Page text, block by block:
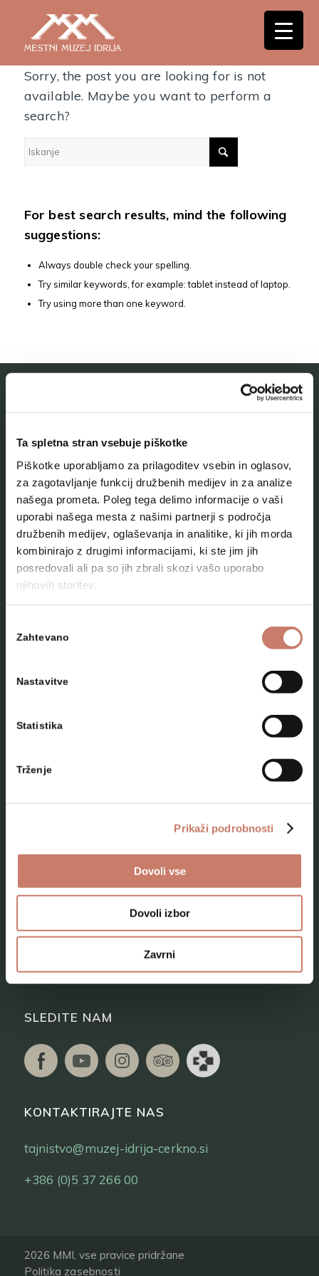
Ta spletna stran vsebuje piškotke
Piškotke uporabljamo za prilagoditev vsebin in oglasov,
za zagotavljanje funkcij družbenih medijev in za analize
našega prometa. Poleg tega delimo informacije o vaši
uporabi našega mesta z našimi partnerji s področja
družbenih medijev, oglaševanja in analitike, ki jih morda
kombinirajo z drugimi informacijami, ki ste jim jih
posredovali ali pa so jih zbrali skozi vašo uporabo
njihovih storitev.
soglasja
Zahtevano
Nastavitve
Statistika
Trženje
Prikaži podrobnosti
Dovoli vse
Dovoli izbor
Zavrni
Nothing Found
Sorry, the post you are looking for is not
available. Maybe you want to perform a
search?
For best search results, mind the following
suggestions:
Always double check your spelling.
Try similar keywords, for example: tablet instead of laptop.
Try using more than one keyword.
O muzeju
Naše zbirke
Aktualno
Kontakt
Kam na izlet
Programi za skupine odraslih
Kje smo
SLEDITE NAM
KONTAKTIRAJTE NAS
tajnistvo@muzej-idrija-cerkno.si
+386 (0)5 37 266 00
2026 MMI, vse pravice pridržane
Politika zasebnosti